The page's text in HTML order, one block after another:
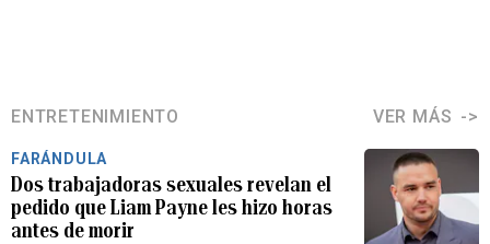
ENTRETENIMIENTO VER MÁS
FARÁNDULA
Dos trabajadoras sexuales revelan el
pedido que Liam Payne les hizo horas
antes de morir